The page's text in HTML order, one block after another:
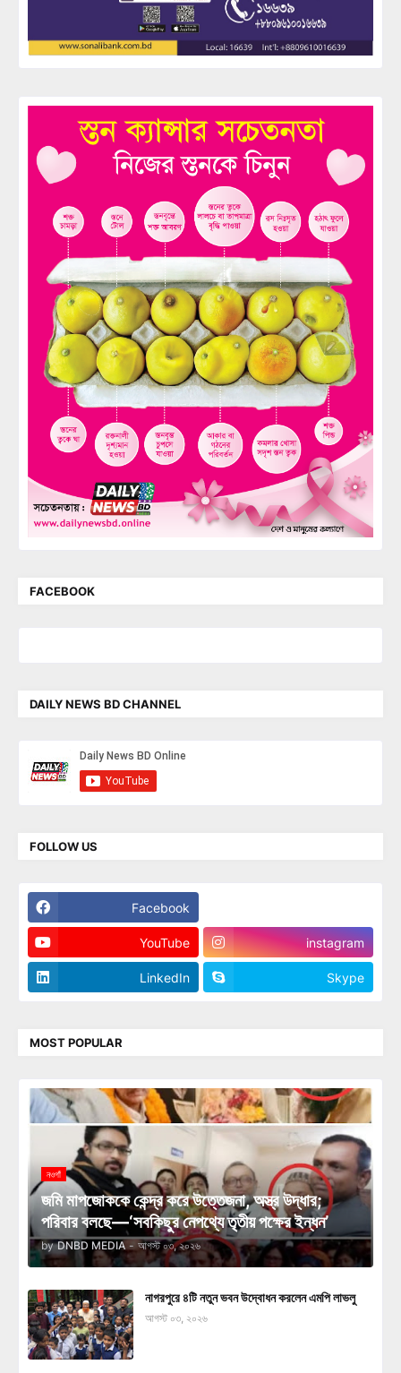
FACEBOOK
DAILY NEWS BD CHANNEL
FOLLOW US
Facebook
YouTube instagram
LinkedIn Skype
MOST POPULAR
নওগাঁ
জমি মাপজোককে কেন্দ্র করে উত্তেজনা, অস্ত্র উদ্ধার;
পরিবার বলছে—‘সবকিছুর নেপথ্যে তৃতীয় পক্ষের ইন্ধন’
by DNBD MEDIA - আগস্ট ০৩, ২০২৬
নাগরপুরে ৪টি নতুন ভবন উদ্বোধন করলেন এমপি লাভলু
আগস্ট ০৩, ২০২৬